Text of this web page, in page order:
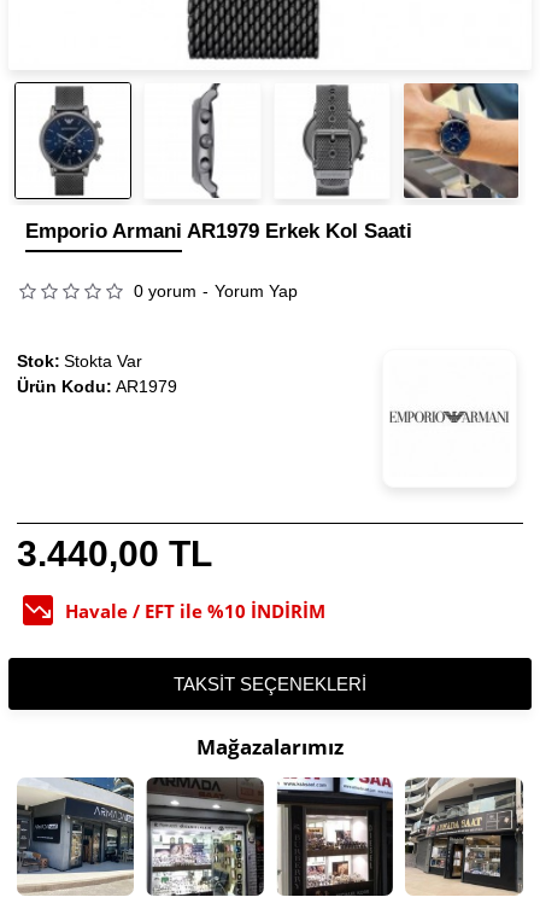
Emporio Armani AR1979 Erkek Kol Saati
0 yorum - Yorum Yap
3.440,00 TL
Havale / EFT ile %10 İNDİRİM
Stok: Stokta Var
Ürün Kodu: AR1979
TAKSIT SEÇENEKLERI
Mağazalarımız